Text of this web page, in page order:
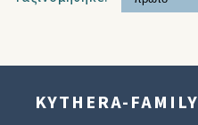
KYTHERA-FAMILY